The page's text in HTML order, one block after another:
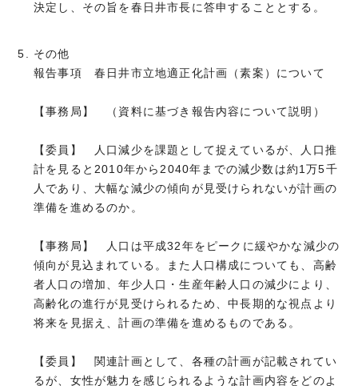
決定し、その旨を春日井市長に答申することとする。
その他
報告事項 春日井市立地適正化計画（素案）について
【事務局】 （資料に基づき報告内容について説明）
【委員】 人口減少を課題として捉えているが、人口推
計を見ると2010年から2040年までの減少数は約1万5千
人であり、大幅な減少の傾向が見受けられないが計画の
準備を進めるのか。
【事務局】 人口は平成32年をピークに緩やかな減少の
傾向が見込まれている。また人口構成についても、高齢
者人口の増加、年少人口・生産年齢人口の減少により、
高齢化の進行が見受けられるため、中長期的な視点より
将来を見据え、計画の準備を進めるものである。
【委員】 関連計画として、各種の計画が記載されてい
るが、女性が魅力を感じられるような計画内容をどのよ